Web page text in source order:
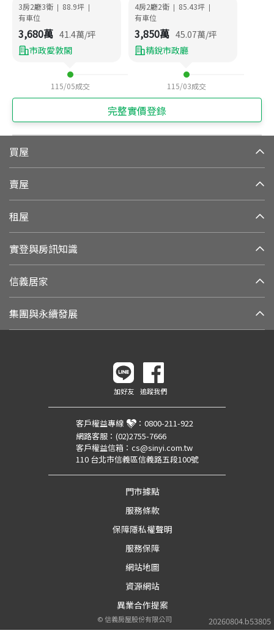
3房2廳3衛 | 88.9坪 |
有車位
3,680萬 41.4萬/坪
市政愛敦閣
115/05成交
4房2廳2衛 | 85.43坪 |
有車位
3,850萬 45.07萬/坪
精銳市政廳
115/03成交
完整實價登錄
買屋
賣屋
租屋
實登與房訊知識
信義居家
集團與永續發展
20260804.b53805
加好友 追蹤我們
客戶權益專線 ： 0800-211-922
網路客服： (02)2755-7666
客戶權益信箱： cs@sinyi.com.tw
110 台北市信義區信義路五段100號
門市據點
服務條款
保障隱私權聲明
服務保障
網站地圖
資源網站
異業合作提案
©信義房屋股份有限公司